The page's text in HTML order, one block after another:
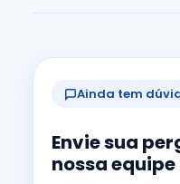
Ainda tem
Envie sua
nossa equipe